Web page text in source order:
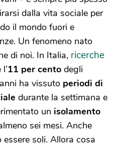
dalla vita sociale per
il mondo fuori e
Un fenomeno nato
di noi. In Italia, ricerche
11 per cento degli
ha vissuto periodi di
durante la settimana e
un isolamento
sei mesi. Anche
essere soli. Allora cosa